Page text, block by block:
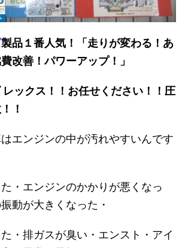
製品１番人気！「走りが変わる！あ
改善！パワーアップ！」
レックス！！お任せください！！圧
！
エンジンの中が汚れやすいんです
・エンジンのかかりが悪くなっ
動が大きくなった・
・排ガスが臭い・エンスト・アイ